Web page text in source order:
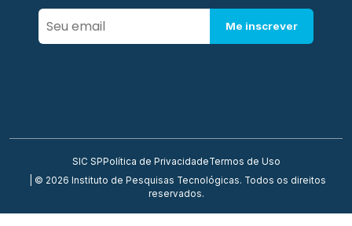
Me inscrever
SIC SP Política de PrivacidadeTermos de Uso
| © 2026 Instituto de Pesquisas Tecnológicas. Todos os direitos
reservados.